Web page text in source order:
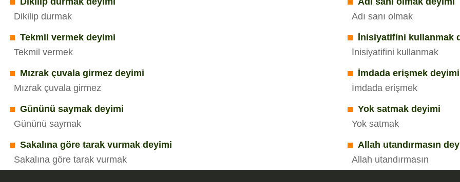
Dikilip durmak
Adı sanı olmak
Tekmil vermek deyimi
Tekmil vermek
İnisiyatifini kullanmak
İnisiyatifini kullanmak
Mızrak çuvala girmez deyimi
Mızrak çuvala girmez
İmdada erişmek deyimi
İmdada erişmek
Gününü saymak deyimi
Gününü saymak
Yok satmak deyimi
Yok satmak
Sakalına göre tarak vurmak deyimi
Sakalına göre tarak vurmak
Allah utandırmasın
Allah utandırmasın